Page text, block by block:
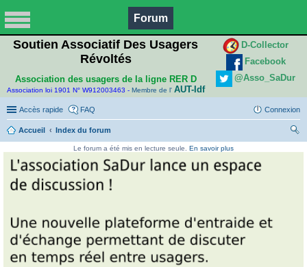
Forum
Soutien Associatif Des Usagers
Révoltés
Association des usagers de la ligne RER D
Association loi 1901 N° W912003463 - Membre de l' AUT-Idf
D-Collector
Facebook
@Asso_SaDur
Accès rapide FAQ Connexion
Accueil
Index du forum
Le forum a été mis en lecture seule. En savoir plus